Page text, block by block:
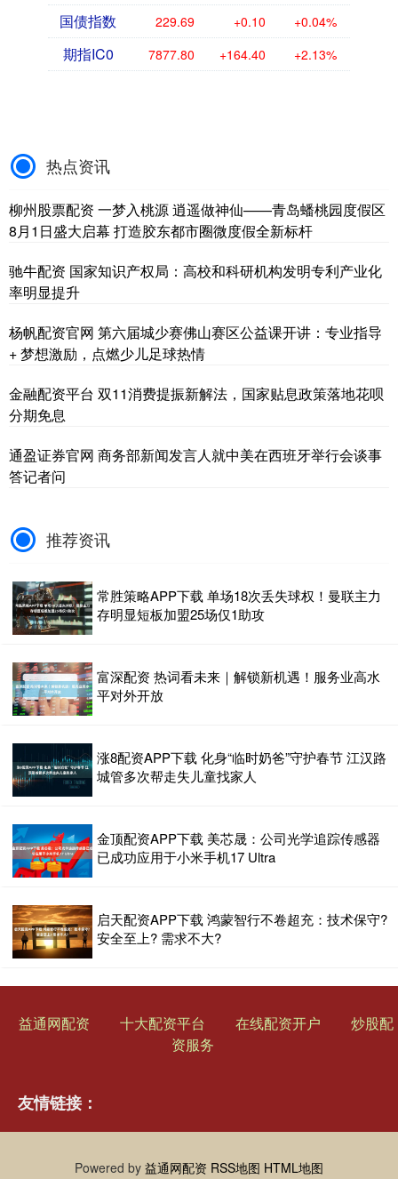
国债指数 229.69 +0.10 +0.04%
期指IC0 7877.80 +164.40 +2.13%
热点资讯
柳州股票配资 一梦入桃源 逍遥做神仙——青岛蟠桃园度假区
8月1日盛大启幕 打造胶东都市圈微度假全新标杆
驰牛配资 国家知识产权局：高校和科研机构发明专利产业化
率明显提升
杨帆配资官网 第六届城少赛佛山赛区公益课开讲：专业指导
+ 梦想激励，点燃少儿足球热情
金融配资平台 双11消费提振新解法，国家贴息政策落地花呗
分期免息
通盈证券官网 商务部新闻发言人就中美在西班牙举行会谈事
答记者问
推荐资讯
常胜策略APP下载 单场18次丢失球权！曼联主力
存明显短板加盟25场仅1助攻
富深配资 热词看未来｜解锁新机遇！服务业高水
平对外开放
涨8配资APP下载 化身“临时奶爸”守护春节 江汉路
城管多次帮走失儿童找家人
金顶配资APP下载 美芯晟：公司光学追踪传感器
已成功应用于小米手机17 Ultra
启天配资APP下载 鸿蒙智行不卷超充：技术保守?
安全至上? 需求不大?
益通网配资 十大配资平台 在线配资开户
炒股配
资服务
友情链接：
Powered by 益通网配资 RSS地图 HTML地图